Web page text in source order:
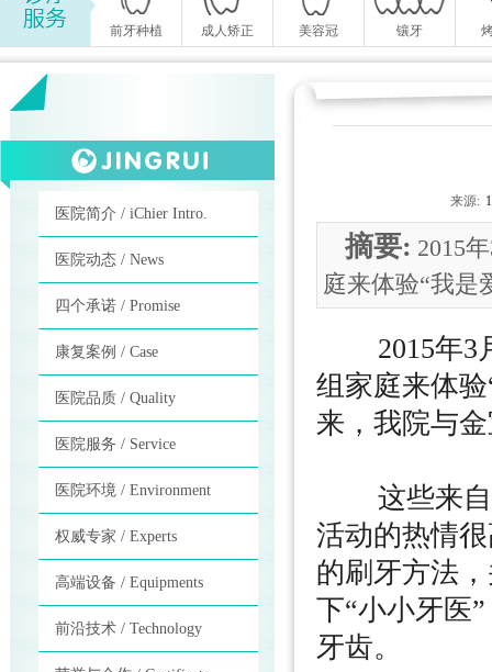
前牙种植 成人矫正 美容冠 镶牙
医院简介 / iChier Intro.
医院动态 / News
四个承诺 / Promise
康复案例 / Case
医院品质 / Quality
医院服务 / Service
医院环境 / Environment
权威专家 / Experts
高端设备 / Equipments
前沿技术 / Technology
来源:
摘要: 2015
庭来体验“我是
2015年3月
组家庭来体
来，我院与
这些来自
活动的热情
的刷牙方法
下“小小牙医
牙齿。